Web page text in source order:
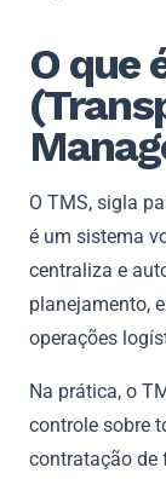
O que
O TMS, sigla
é um sistema
centraliza e
planejamento,
operações
Na prática, o
controle sobre
contratação de